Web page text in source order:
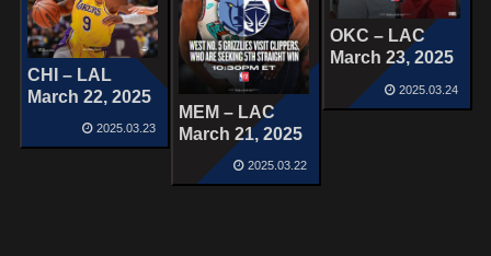
OKC – LAC
March 23, 2025
2025.03.24
CHI – LAL
March 22, 2025
2025.03.23
MEM – LAC
March 21, 2025
2025.03.22